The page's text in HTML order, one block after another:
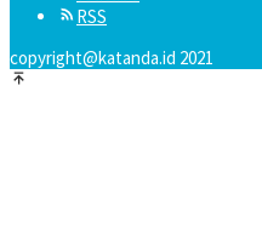
RSS
copyright@katanda.id 2021